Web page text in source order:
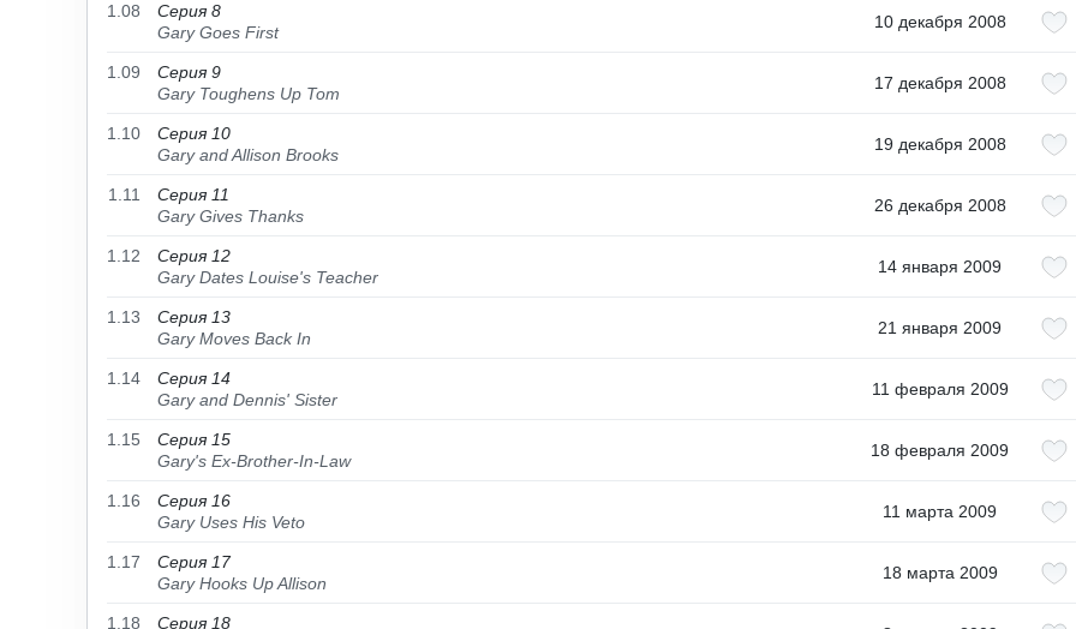
1.08
Серия 8
Gary Goes First
10 декабря 2008
1.09
Серия 9
Gary Toughens Up Tom
17 декабря 2008
1.10
Серия 10
Gary and Allison Brooks
19 декабря 2008
1.11
Серия 11
Gary Gives Thanks
26 декабря 2008
1.12
Серия 12
Gary Dates Louise's Teacher
14 января 2009
1.13
Серия 13
Gary Moves Back In
21 января 2009
1.14
Серия 14
Gary and Dennis' Sister
11 февраля 2009
1.15
Серия 15
Gary's Ex-Brother-In-Law
18 февраля 2009
1.16
Серия 16
Gary Uses His Veto
11 марта 2009
1.17
Серия 17
Gary Hooks Up Allison
18 марта 2009
1.18
Серия 18